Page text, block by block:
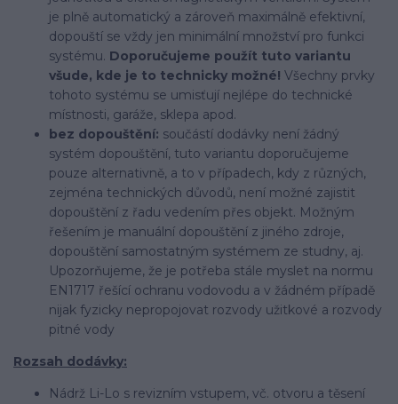
je plně automatický a zároveň maximálně efektivní,
dopouští se vždy jen minimální množství pro funkci
systému. Doporučujeme použít tuto variantu
všude, kde je to technicky možné! Všechny prvky
tohoto systému se umisťují nejlépe do technické
místnosti, garáže, sklepa apod.
bez dopouštění: součástí dodávky není žádný
systém dopouštění, tuto variantu doporučujeme
pouze alternativně, a to v případech, kdy z různých,
zejména technických důvodů, není možné zajistit
dopouštění z řadu vedením přes objekt. Možným
řešením je manuální dopouštění z jiného zdroje,
dopouštění samostatným systémem ze studny, aj.
Upozorňujeme, že je potřeba stále myslet na normu
EN1717 řešící ochranu vodovodu a v žádném případě
nijak fyzicky nepropojovat rozvody užitkové a rozvody
pitné vody
Rozsah dodávky:
Nádrž Li-Lo s revizním vstupem, vč. otvoru a těsení